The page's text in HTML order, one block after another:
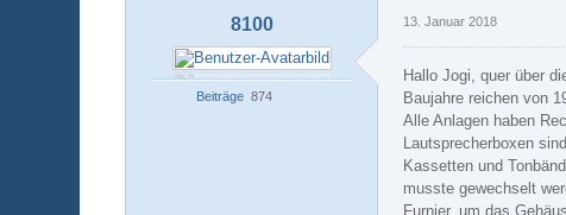
8100
Beiträge 874
13. Januar 2018
Hallo Jogi, quer über
Baujahre reichen von
Alle Anlagen haben
Lautsprecherboxen
Kassetten und
musste gewechselt
Furnier, um das